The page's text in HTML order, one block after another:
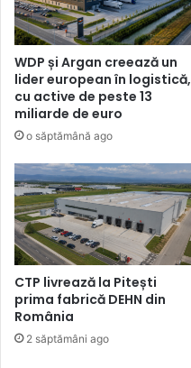
WDP și Argan creează un
lider european în logistică,
cu active de peste 13
miliarde de euro
o săptămână ago
CTP livrează la Pitești
prima fabrică DEHN din
România
2 săptămâni ago